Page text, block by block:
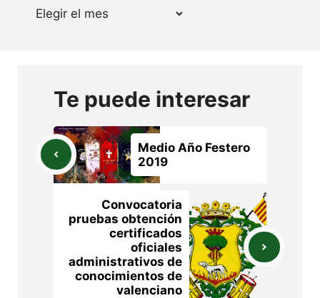
Te puede interesar
Medio Año Festero
2019
Convocatoria
pruebas obtención
certificados
oficiales
administrativos de
conocimientos de
valenciano